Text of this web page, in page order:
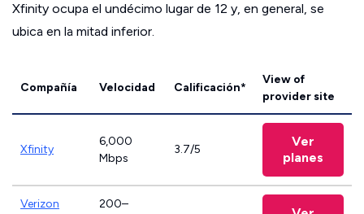
Xfinity ocupa el undécimo lugar de 12 y, en general, se
ubica en la mitad inferior.
Compañía Velocidad Calificación*
View of
provider site
Xfinity
6,000
Mbps
3.7/5
Ver
planes
Verizon
200–